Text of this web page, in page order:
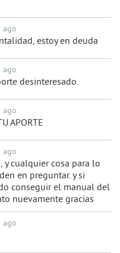
ago
estoy en deuda
ago
desinteresado.
ago
APORTE
ago
y cualquier cosa para lo
en preguntar. y si
conseguir el manual del
nuevamente gracias
ago